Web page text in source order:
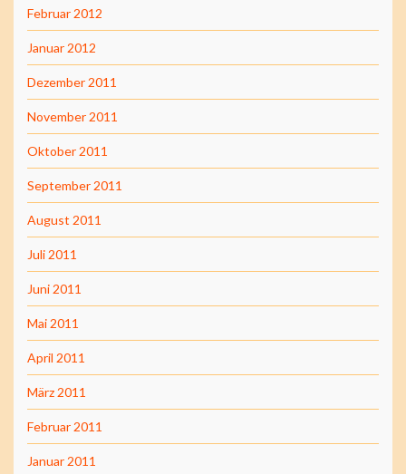
Februar 2012
Januar 2012
Dezember 2011
November 2011
Oktober 2011
September 2011
August 2011
Juli 2011
Juni 2011
Mai 2011
April 2011
März 2011
Februar 2011
Januar 2011